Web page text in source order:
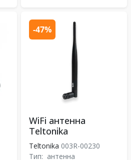
WiFi антенна
Teltonika
Teltonika 003R-00230
Тип: антенна
-47%